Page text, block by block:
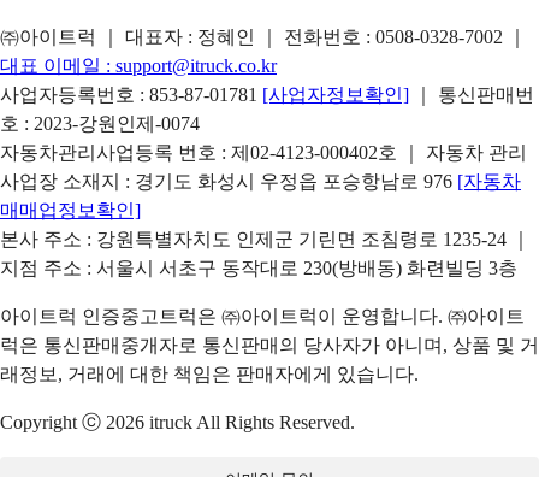
㈜아이트럭 ｜ 대표자 : 정혜인 ｜ 전화번호 : 0508-0328-7002
대표 이메일 : support@itruck.co.kr
사업자등록번호 : 853-87-01781 [사업자정보확인]
｜ 통신판매번
호 : 2023-강원인제-0074
자동차관리사업등록 번호 : 제02-4123-000402호 ｜ 자동차 관리
사업장 소재지 : 경기도 화성시 우정읍 포승항남로 976 [자동차
매매업정보확인]
본사 주소 : 강원특별자치도 인제군 기린면 조침령로 1235-24 ｜
지점 주소 : 서울시 서초구 동작대로 230(방배동) 화련빌딩 3층
아이트럭 인증중고트럭은 ㈜아이트럭이 운영합니다. ㈜아이트
럭은 통신판매중개자로 통신판매의 당사자가 아니며, 상품 및 거
래정보, 거래에 대한 책임은 판매자에게 있습니다.
Copyright ⓒ 2026 itruck All Rights Reserved.